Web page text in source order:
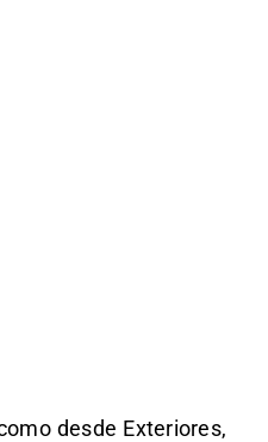
desde Exteriores,